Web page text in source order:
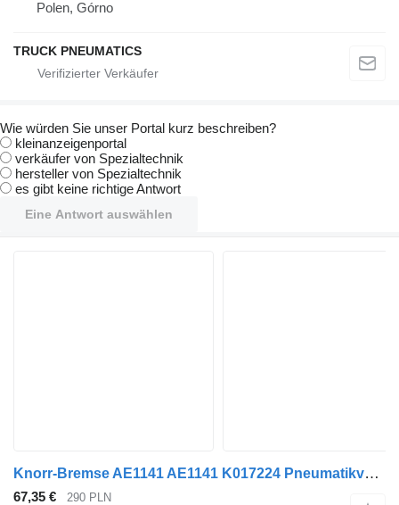
Polen, Górno
TRUCK PNEUMATICS
Wie würden Sie unser Portal kurz beschreiben?
kleinanzeigenportal
verkäufer von Spezialtechnik
hersteller von Spezialtechnik
es gibt keine richtige Antwort
Eine Antwort auswählen
Knorr-Bremse AE1141 AE1141 K017224 Pneumatikventil für Knorr-Bremse Auflieger
67,35 € 290 PLN